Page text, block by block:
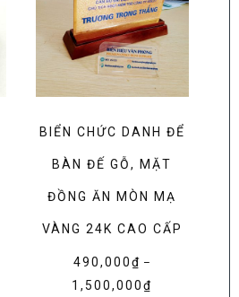
BIỂN CHỨC DANH ĐỂ
BÀN ĐẾ GỖ, MẶT
ĐỒNG ĂN MÒN MẠ
VÀNG 24K CAO CẤP
490,000₫ –
1,500,000₫